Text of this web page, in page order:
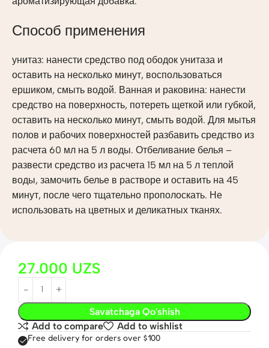
Способ применения
унитаз: нанести средство под ободок унитаза и
оставить на несколько минут, воспользоваться
ершиком, смыть водой. Ванная и раковина: нанести
средство на поверхность, потереть щеткой или губкой,
оставить на несколько минут, смыть водой. Для мытья
полов и рабочих поверхностей разбавить средство из
расчета 60 мл на 5 л воды. Отбеливание белья –
развести средство из расчета 15 мл на 5 л теплой
воды, замочить белье в растворе и оставить на 45
минут, после чего тщательно прополоскать. Не
использовать на цветных и деликатных тканях.
27.000 UZS
Savatchaga Qo'shish
Add to compare
Add to wishlist
Free delivery for orders over $100